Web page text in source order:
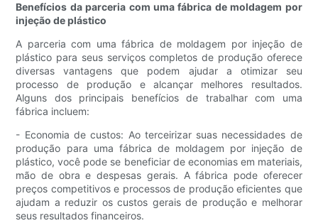
Benefícios da parceria com uma fábrica de moldagem por
injeção de plástico
A parceria com uma fábrica de moldagem por injeção de
plástico para seus serviços completos de produção oferece
diversas vantagens que podem ajudar a otimizar seu
processo de produção e alcançar melhores resultados.
Alguns dos principais benefícios de trabalhar com uma
fábrica incluem:
- Economia de custos: Ao terceirizar suas necessidades de
produção para uma fábrica de moldagem por injeção de
plástico, você pode se beneficiar de economias em materiais,
mão de obra e despesas gerais. A fábrica pode oferecer
preços competitivos e processos de produção eficientes que
ajudam a reduzir os custos gerais de produção e melhorar
seus resultados financeiros.